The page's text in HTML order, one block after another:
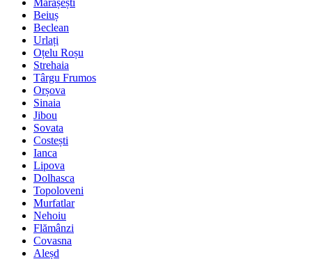
Mărășești
Beiuș
Beclean
Urlați
Oțelu Roșu
Strehaia
Târgu Frumos
Orșova
Sinaia
Jibou
Sovata
Costești
Ianca
Lipova
Dolhasca
Topoloveni
Murfatlar
Nehoiu
Flămânzi
Covasna
Aleșd